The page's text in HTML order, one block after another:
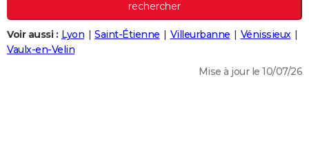
BONS PLANS
Voir aussi : Lyon Saint-Étienne Villeurbanne
Vénissieux
Vaulx-en-Velin
Mise à jour le 10/07/26